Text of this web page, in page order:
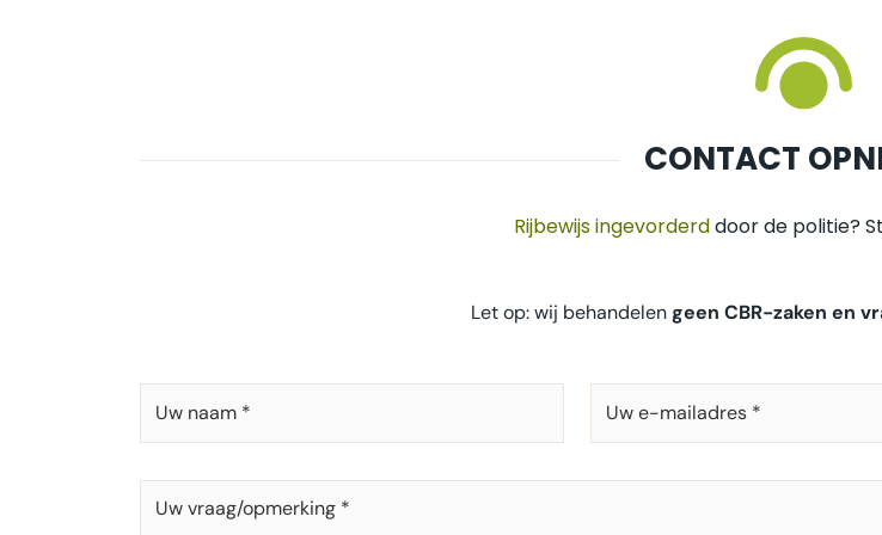
CONTACT
Rijbewijs ingevorderddoor de politie?
Let op: wij behandelengeen CBR-zaken en
UW
NAAM
UW
E-
UW
VRAAG/OPMERKING